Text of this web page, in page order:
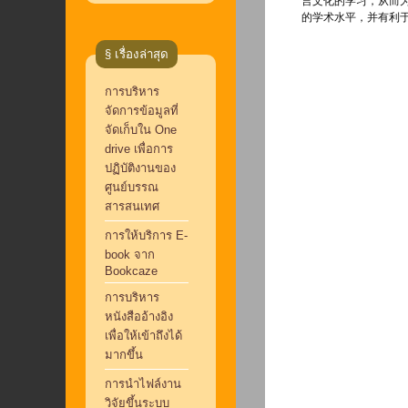
§ เรื่องล่าสุด
การบริหาร
จัดการข้อมูลที่
จัดเก็บใน One
drive เพื่อการ
ปฏิบัติงานของ
ศูนย์บรรณ
สารสนเทศ
การให้บริการ E-
book จาก
Bookcaze
การบริหาร
หนังสืออ้างอิง
เพื่อให้เข้าถึงได้
มากขึ้น
การนำไฟล์งาน
วิจัยขึ้นระบบ
的学术水平，并有利